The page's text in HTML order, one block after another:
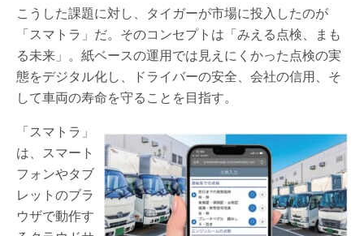
こうした課題に対し、タイガーが市場に投入したのが
「スマトラ」だ。そのコンセプトは「みえる点検、まも
る未来」。紙ベースの運用では見えにくかった点検の実
態をデジタル化し、ドライバーの安全、会社の信用、そ
して車両の寿命を守ることを目指す。
「スマトラ」
は、スマート
フォンやタブ
レットのブラ
ウザで動作す